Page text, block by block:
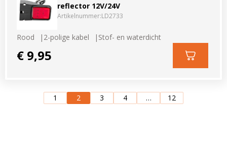
reflector 12V/24V
Artikelnummer:LD2733
Rood 2-polige kabel Stof- en waterdicht
€ 9,95
1 2 3 4 … 12